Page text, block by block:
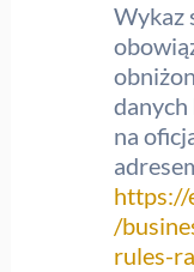
Wykaz
danych
na
https://
/
rules-